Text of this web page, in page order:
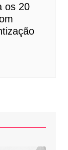
os 20